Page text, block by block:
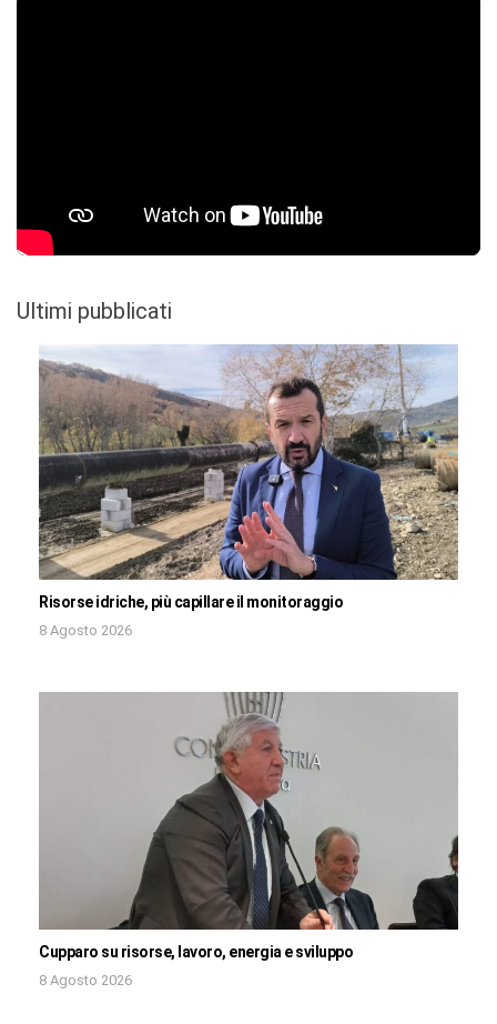
Ultimi pubblicati
Risorse idriche, più capillare il monitoraggio
8 Agosto 2026
Cupparo su risorse, lavoro, energia e sviluppo
8 Agosto 2026